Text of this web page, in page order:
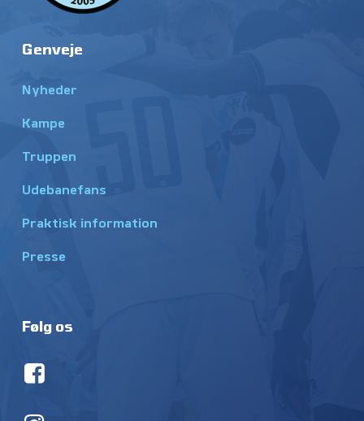
Genveje
Nyheder
Kampe
Truppen
Udebanefans
Praktisk information
Presse
Følg os